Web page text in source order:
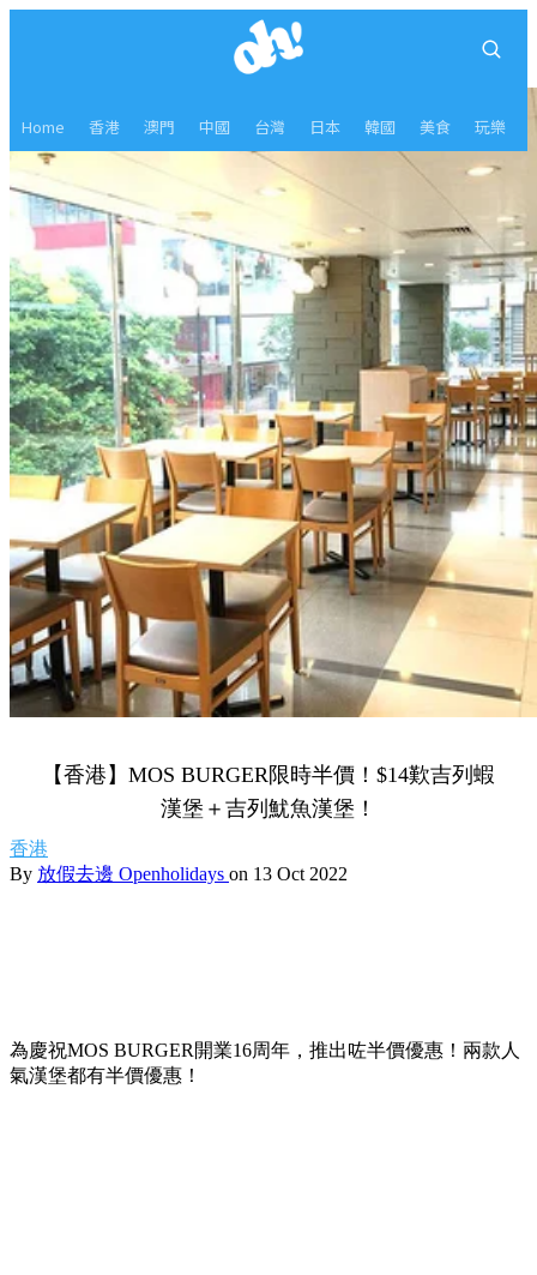
Home 香港 澳門 中國 台灣 日本 韓國 美食 玩樂
【香港】MOS BURGER限時半價！$14歎吉列蝦
漢堡＋吉列魷魚漢堡！
香港
By 放假去邊 Openholidays on 13 Oct 2022
為慶祝MOS BURGER開業16周年，推出咗半價優惠！兩款人
氣漢堡都有半價優惠！